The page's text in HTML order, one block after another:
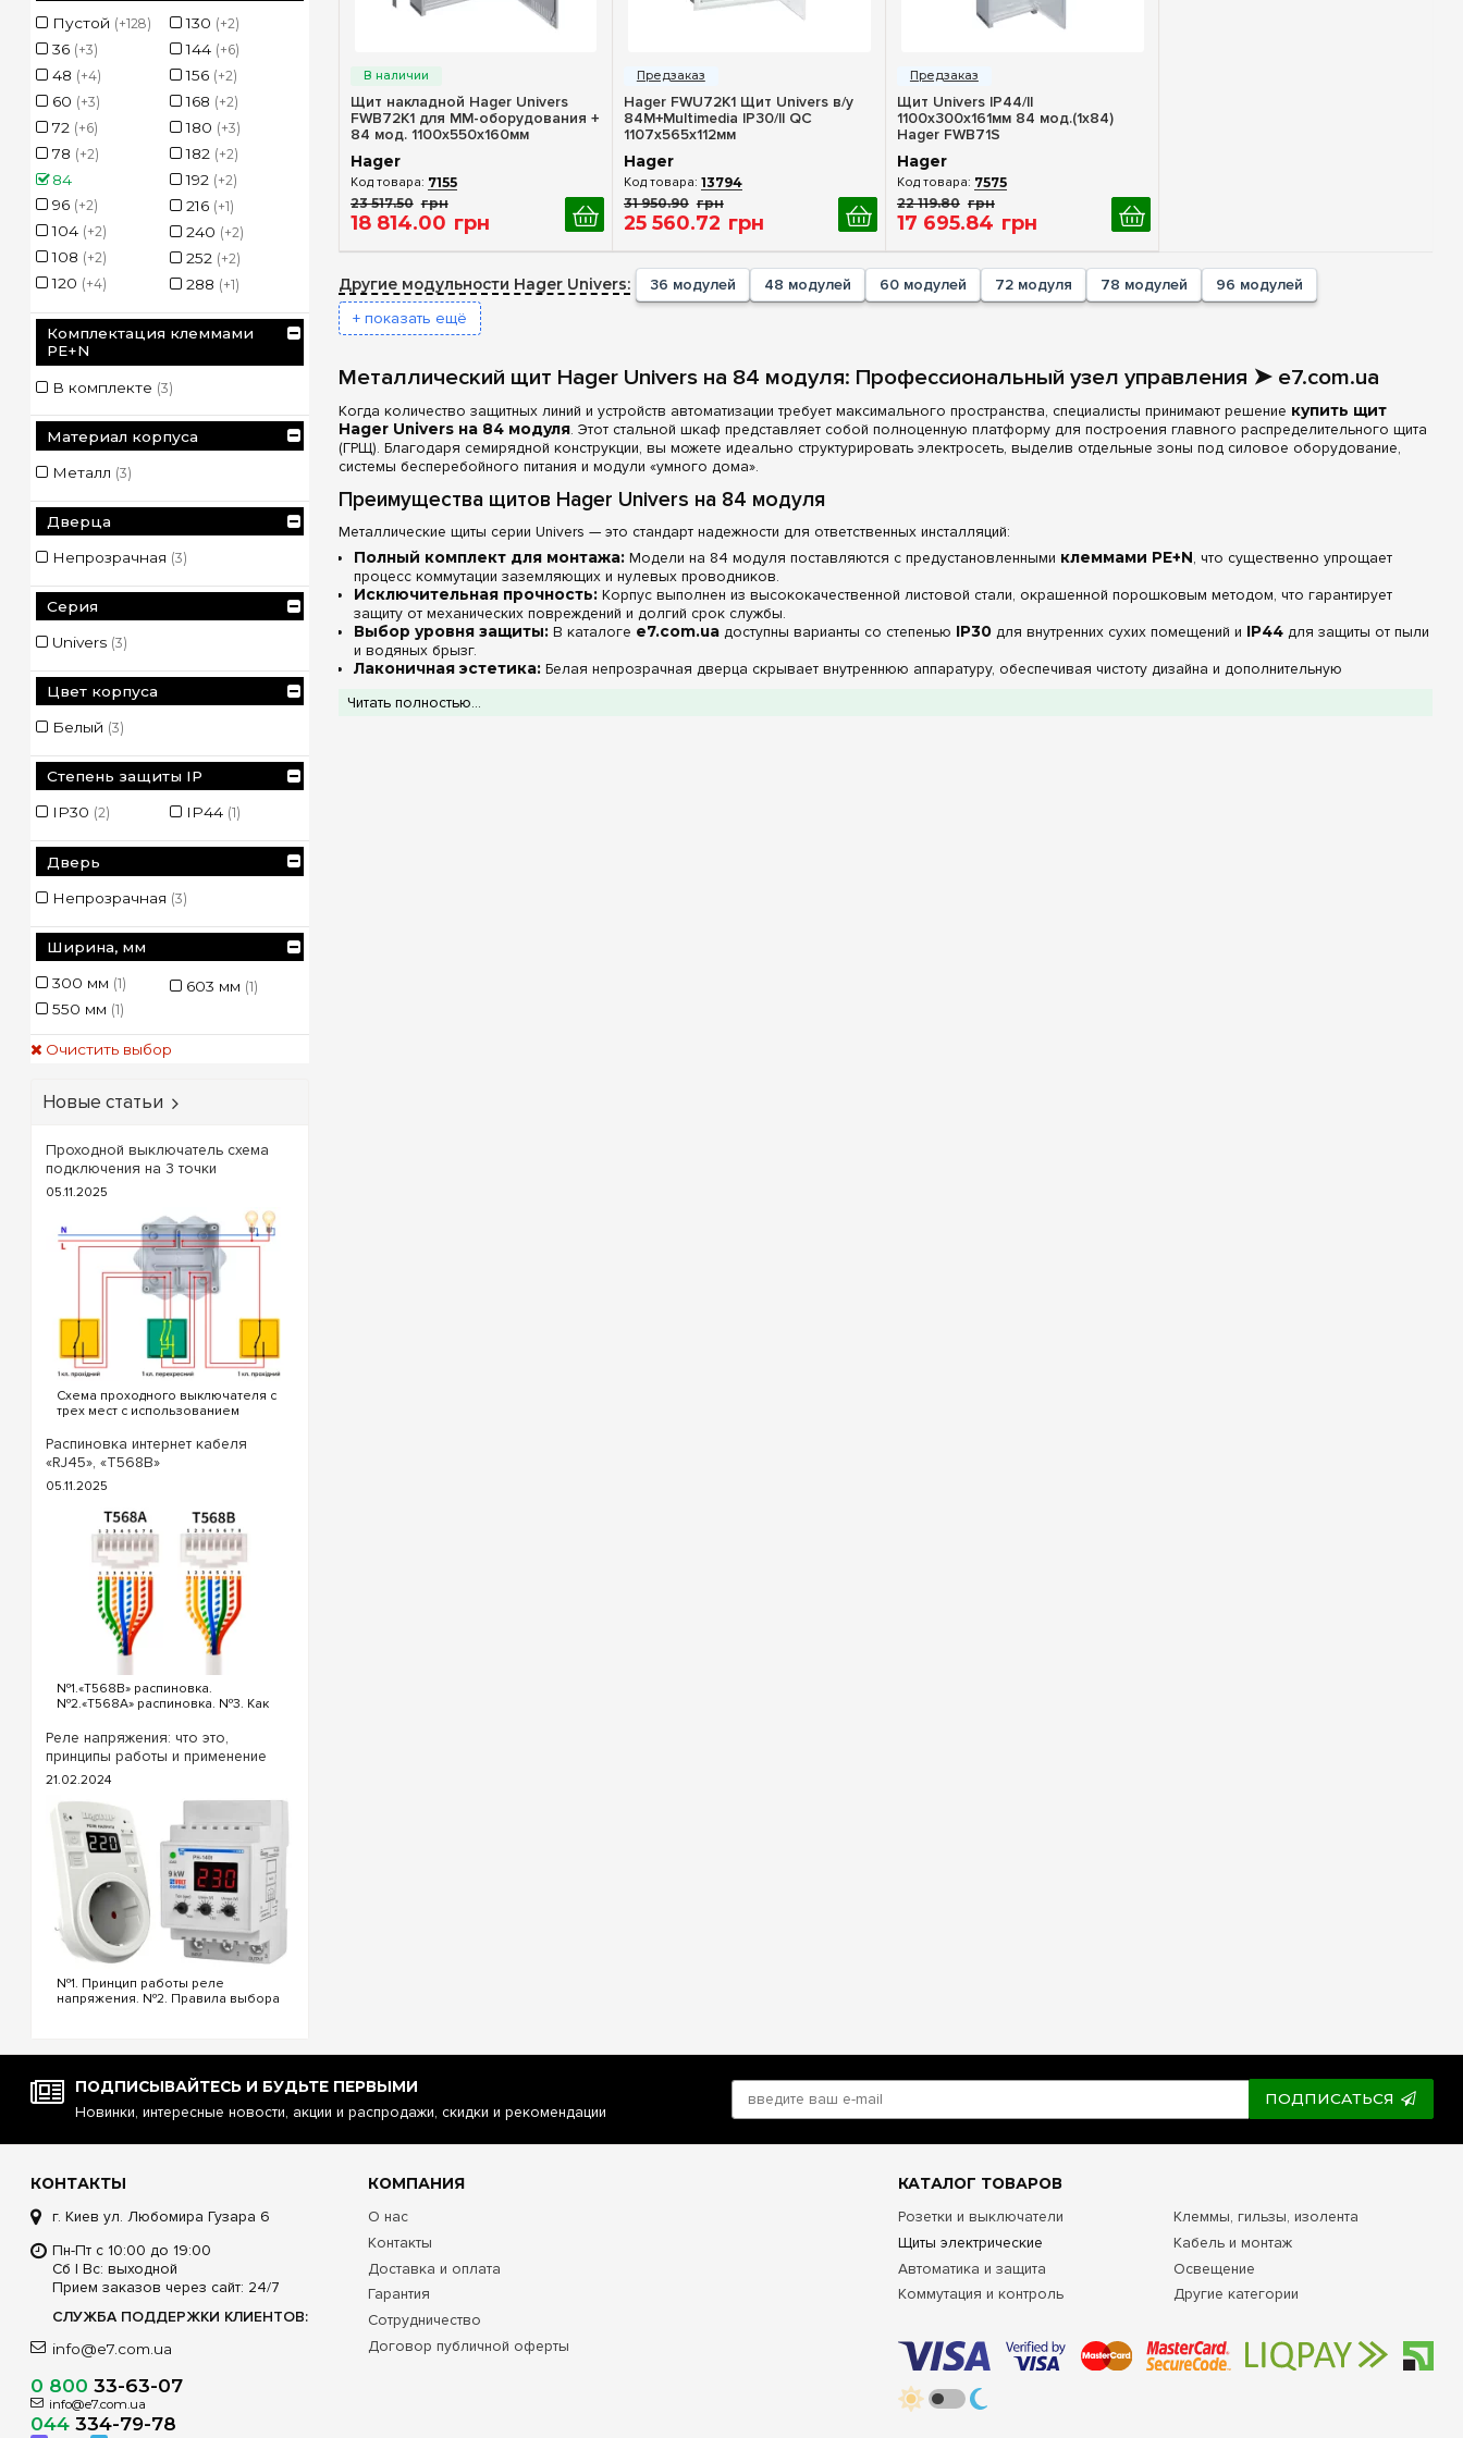
Щит накладной Hager Univers
FWB72K1 для ММ-оборудования +
84 мод. 1100x550x160мм
Hager
7155
23 517.50 грн
18 814.00 грн
Hager FWU72K1 Щит Univers в/у
84M+Multimedia IP30/II QC
1107x565x112мм
Hager
13794
31 950.90 грн
25 560.72 грн
Щит Univers IP44/II
1100x300x161мм 84 мод.(1x84)
Hager FWB71S
Hager
7575
22 119.80 грн
17 695.84 грн
Другие модульности Hager Univers: 36 модулей 48 модулей 60 модулей 72 модуля 78 модулей
96 модулей
+ показать ещё
Металлический щит Hager Univers на 84 модуля: Профессиональный узел управления ➤ e7.com.ua
Когда количество защитных линий и устройств автоматизации требует максимального пространства, специалисты принимают решение купить щит
Hager Univers на 84 модуля. Этот стальной шкаф представляет собой полноценную платформу для построения главного распределительного щита
(ГРЩ). Благодаря семирядной конструкции, вы можете идеально структурировать электросеть, выделив отдельные зоны под силовое оборудование,
системы бесперебойного питания и модули «умного дома».
Преимущества щитов Hager Univers на 84 модуля
Металлические щиты серии Univers — это стандарт надежности для ответственных инсталляций:
Полный комплект для монтажа:Модели на 84 модуля поставляются с предустановленными клеммами PE+N, что существенно упрощает
процесс коммутации заземляющих и нулевых проводников.
Исключительная прочность:Корпус выполнен из высококачественной листовой стали, окрашенной порошковым методом, что гарантирует
защиту от механических повреждений и долгий срок службы.
Выбор уровня защиты:В каталоге e7.com.uaдоступны варианты со степенью IP30для внутренних сухих помещений и IP44для защиты от пыли
и водяных брызг.
Лаконичная эстетика:Белая непрозрачная дверца скрывает внутреннюю аппаратуру, обеспечивая чистоту дизайна и дополнительную
Читать полностью...
Пустой (+128)
36 (+3)
48 (+4)
60 (+3)
72 (+6)
78 (+2)
84
96 (+2)
104 (+2)
108 (+2)
120 (+4)
130 (+2)
144 (+6)
156 (+2)
168 (+2)
180 (+3)
182 (+2)
192 (+2)
216 (+1)
240 (+2)
252 (+2)
288 (+1)
Комплектация клеммами
PE+N
В комплекте (3)
Материал корпуса
Металл (3)
Дверца
Непрозрачная (3)
Серия
Univers (3)
Цвет корпуса
Белый (3)
Степень защиты IP
IP30 (2) IP44 (1)
Дверь
Непрозрачная (3)
Ширина, мм
300 мм (1)
550 мм (1)
603 мм (1)
Очистить выбор
Новые статьи
Проходной выключатель схема
подключения на 3 точки
05.11.2025
Схема проходного выключателя с
трех мест с использованием
выключателя. Для реализации
схемы проходных выключателей с
трех точек потребуются
следующие выключатели: ...
Распиновка интернет кабеля
«RJ45», «T568B»
05.11.2025
№1.«T568B» распиновка.
№2.«T568A» распиновка. №3. Как
«T568B» распиновка интернет
кабеля Порядок проводов схемы
«T568B»: «T568B» 1. Бело...
Реле напряжения: что это,
принципы работы и применение
21.02.2024
№1. Принцип работы реле
напряжения. №2. Правила выбора
Управление реле напряжения
через Wi-Fi. №5. Реле напряжения
или стаб...
ПОДПИСЫВАЙТЕСЬ И БУДЬТЕ ПЕРВЫМИ
Новинки, интересные новости, акции и распродажи, скидки и рекомендации
ПОДПИСАТЬСЯ
КОНТАКТЫ
г. Киев ул. Любомира Гузара 6
Пн-Пт с 10:00 до 19:00
Сб | Вс: выходной
Прием заказов через сайт: 24/7
СЛУЖБА ПОДДЕРЖКИ КЛИЕНТОВ:
info@e7.com.ua
0 800 33-63-07
info@e7.com.ua
044334-79-78
КОМПАНИЯ
О нас
Контакты
Доставка и оплата
Гарантия
Сотрудничество
Договор публичной оферты
КАТАЛОГ ТОВАРОВ
Розетки и выключатели
Щиты электрические
Автоматика и защита
Коммутация и контроль
Клеммы, гильзы, изолента
Кабель и монтаж
Освещение
Другие категории